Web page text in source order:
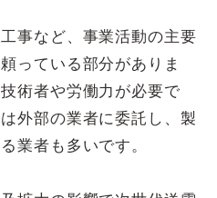
事など、事業活動の主要
っている部分がありま
術者や労働力が必要で
外部の業者に委託し、製
業者も多いです。